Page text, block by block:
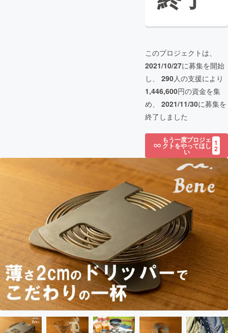
このプロジェクトは、
2021/10/27に募集を開始
し、 290人の支援により
1,446,600円の資金を集
め、 2021/11/30に募集を
終了しました
もう一度プロジェ
クトをやってほし
い
1
2